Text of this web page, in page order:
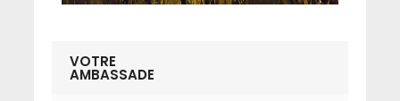
VOTRE
AMBASSADE